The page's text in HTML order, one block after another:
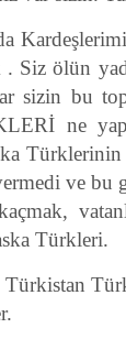
. Siz ölün
sizin bu
ne
Türklerinin
ve bu
Türkleri.